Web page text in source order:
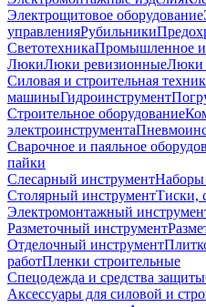
Электрощитовое оборудование
управленияРубильники
СветотехникаПромышленное и
ЛюкиЛюки ревизионныеЛюки
Силовая и строительная
машиныГидроинструмент
Строительное оборудование
электроинструмента
Сварочное и паяльное
пайки
Слесарный инструментНаборы
Столярный инструментТиски,
Электромонтажный
Разметочный инструмент
Отделочный инструмент
работПленки строительные
Спецодежда и средства защиты
Аксессуары для силовой и